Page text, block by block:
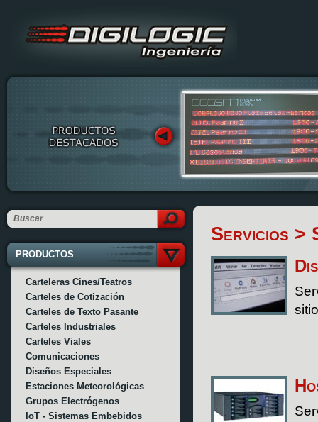
PRODUCTOS
Carteleras Cines/Teatros
Carteles de Cotización
Carteles de Texto Pasante
Carteles Industriales
Carteles Viales
Comunicaciones
Diseños Especiales
Estaciones Meteorológicas
Grupos Electrógenos
IoT - Sistemas Embebidos
Servicios >